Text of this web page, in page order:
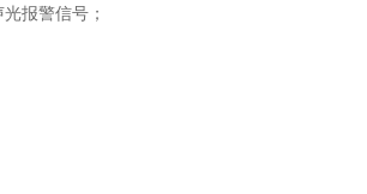
报警信号；